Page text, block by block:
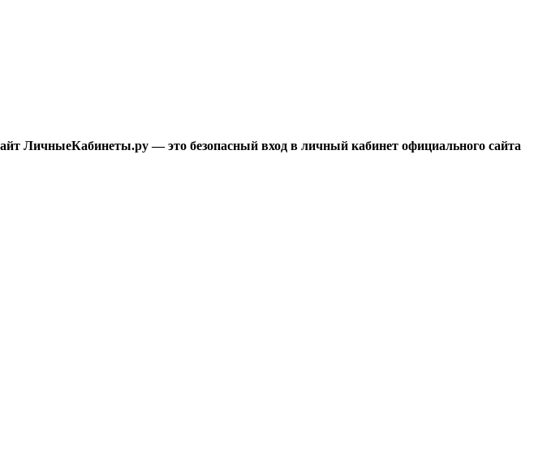
ЛичныеКабинеты.ру — это безопасный вход в личный кабинет официального сайта